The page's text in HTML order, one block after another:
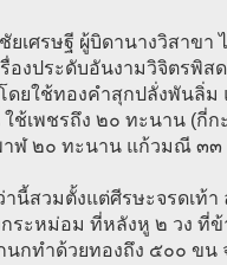
เศรษฐี ผู้บิดานางวิสาขา
องประดับอันงามวิจิตรพิ
ดยใช้ทองคำสุกปลั่งพันลิ่
ช้เพชรถึง ๒๐ ทะนาน (กี่
ฬ ๒๐ ทะนาน แก้วมณี ๓๓
นี้สวมตั้งแต่ศีรษะจรดเท้
ระหม่อม ที่หลังหู ๒ วง ที่ข้
กทำด้วยทองถึง ๕๐๐ ขน